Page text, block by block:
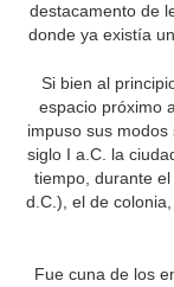
destacamento de
donde ya existía
Si bien al
espacio próximo
impuso sus
siglo I a.C. la
tiempo, durante
d.C.), el de
Fue cuna de los